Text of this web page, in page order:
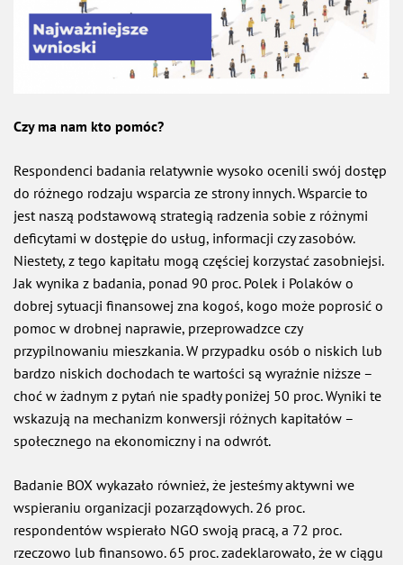
Czy ma nam kto pomóc?
Respondenci badania relatywnie wysoko ocenili swój dostęp
do różnego rodzaju wsparcia ze strony innych. Wsparcie to
jest naszą podstawową strategią radzenia sobie z różnymi
deficytami w dostępie do usług, informacji czy zasobów.
Niestety, z tego kapitału mogą częściej korzystać zasobniejsi.
Jak wynika z badania, ponad 90 proc. Polek i Polaków o
dobrej sytuacji finansowej zna kogoś, kogo może poprosić o
pomoc w drobnej naprawie, przeprowadzce czy
przypilnowaniu mieszkania. W przypadku osób o niskich lub
bardzo niskich dochodach te wartości są wyraźnie niższe –
choć w żadnym z pytań nie spadły poniżej 50 proc. Wyniki te
wskazują na mechanizm konwersji różnych kapitałów –
społecznego na ekonomiczny i na odwrót.
Badanie BOX wykazało również, że jesteśmy aktywni we
wspieraniu organizacji pozarządowych. 26 proc.
respondentów wspierało NGO swoją pracą, a 72 proc.
rzeczowo lub finansowo. 65 proc. zadeklarowało, że w ciągu